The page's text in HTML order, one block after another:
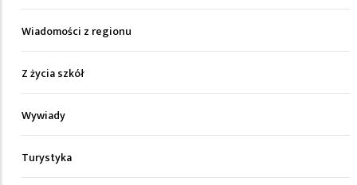
Wiadomości z regionu
Z życia szkół
Wywiady
Turystyka